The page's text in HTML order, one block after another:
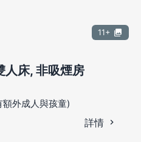
11+
人床, 非吸煙房
外成人與孩童)
詳情